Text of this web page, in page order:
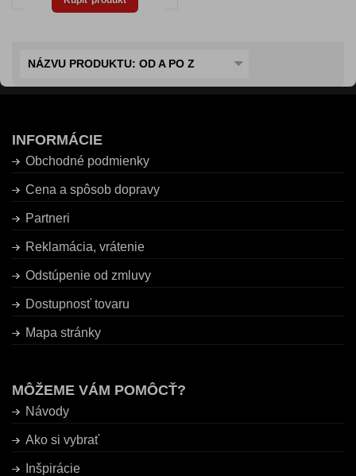
NÁZVU PRODUKTU: OD A PO Z
INFORMÁCIE
Obchodné podmienky
Cena a spôsob dopravy
Partneri
Reklamácia, vrátenie
Odstúpenie od zmluvy
Dostupnosť tovaru
Mapa stránky
MÔŽEME VÁM POMÔCŤ?
Návody
Ako si vybrať
Inšpirácie